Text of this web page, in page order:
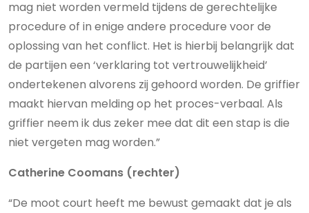
mag niet worden vermeld tijdens de gerechtelijke
procedure of in enige andere procedure voor de
oplossing van het conflict. Het is hierbij belangrijk dat
de partijen een ‘verklaring tot vertrouwelijkheid’
ondertekenen alvorens zij gehoord worden. De griffier
maakt hiervan melding op het proces-verbaal. Als
griffier neem ik dus zeker mee dat dit een stap is die
niet vergeten mag worden.”
Catherine Coomans (rechter)
“De moot court heeft me bewust gemaakt dat je als